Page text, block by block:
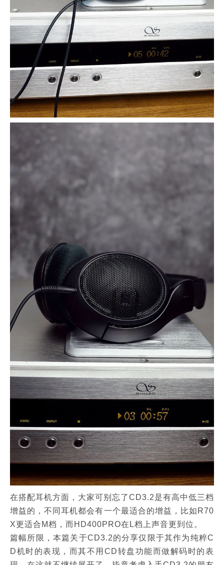
在搭配耳机方面，大家可别忘了CD3.2是有高中低三档
增益的，不同耳机都会有一个最适合的增益，比如R70
X更适合M档，而HD400PRO在L档上声音更到位。
篇幅所限，本篇关于CD3.2的分享仅限于其作为纯粹C
D机时的表现，而其不用CD转盘功能而做解码时的表